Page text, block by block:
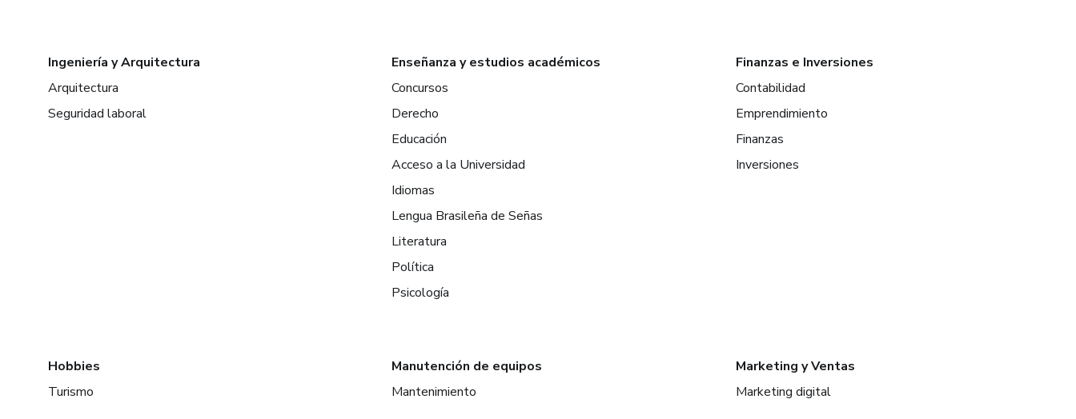
Ingeniería y Arquitectura
Arquitectura
Seguridad laboral
Enseñanza y estudios académicos
Concursos
Derecho
Educación
Acceso a la Universidad
Idiomas
Lengua Brasileña de Señas
Literatura
Política
Psicología
Finanzas e Inversiones
Contabilidad
Emprendimiento
Finanzas
Inversiones
Hobbies
Turismo
Manutención de equipos
Mantenimiento
Marketing y Ventas
Marketing digital